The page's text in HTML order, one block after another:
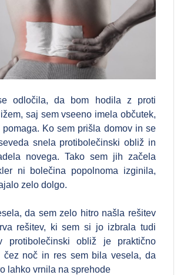
odločila, da bom hodila z proti
saj sem vseeno imela občutek,
pomaga. Ko sem prišla domov in se
snela protibolečinski obliž in
novega. Tako sem jih začela
ni bolečina popolnoma izginila,
zelo dolgo.
da sem zelo hitro našla rešitev
rešitev, ki sem si jo izbrala tudi
protibolečinski obliž je praktično
čez noč in res sem bila vesela, da
lahko vrnila na sprehode